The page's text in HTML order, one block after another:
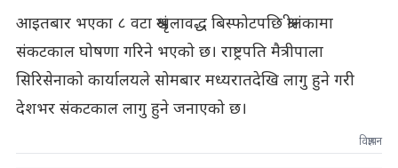
आइतबार भएका ८ वटा श्रृंखलावद्ध बिस्फोटपछि श्रीलंकामा
संकटकाल घोषणा गरिने भएको छ। राष्ट्रपति मैत्रीपाला
सिरिसेनाको कार्यालयले सोमबार मध्यरातदेखि लागु हुने गरी
देशभर संकटकाल लागु हुने जनाएको छ।
विज्ञापन